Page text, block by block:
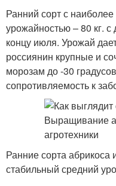
Ранний сорт с
урожайностью – 80 кг.
концу июля. Урожай
россиянин крупные и
морозам до -30
сопротивляемость к
Ранние сорта абрикоса
стабильный средний